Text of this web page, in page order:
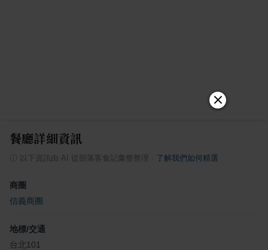
餐廳詳細資訊
ⓘ 以下資訊由 AI 從部落客食記彙整整理 了解我們如何精選
商圈
信義商圈
地標/交通
台北101